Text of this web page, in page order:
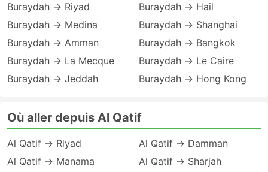
Buraydah → Riyad
Buraydah → Medina
Buraydah → Amman
Buraydah → La Mecque
Buraydah → Jeddah
Buraydah → Hail
Buraydah → Shanghai
Buraydah → Bangkok
Buraydah → Le Caire
Buraydah → Hong Kong
Où aller depuis Al Qatif
Al Qatif → Riyad
Al Qatif → Manama
Al Qatif → Damman
Al Qatif → Sharjah